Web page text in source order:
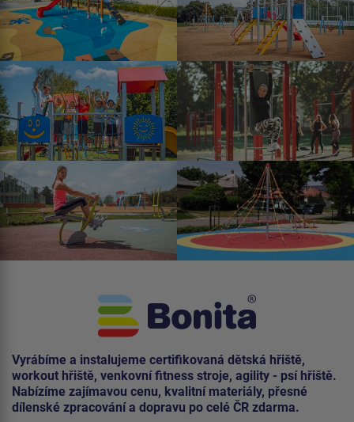
Vyrábíme a instalujeme certifikovaná dětská hřiště,
workout hřiště, venkovní fitness stroje, agility - psí hřiště.
Nabízíme zajímavou cenu, kvalitní materiály, přesné
dílenské zpracování a dopravu po celé ČR zdarma.